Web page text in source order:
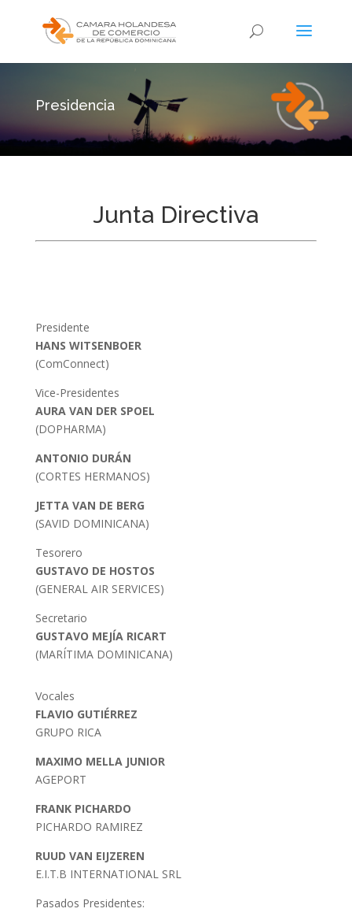
Presidencia
Junta Directiva
Presidente
HANS WITSENBOER
(ComConnect)
Vice-Presidentes
AURA VAN DER SPOEL
(DOPHARMA)
ANTONIO DURÁN
(CORTES HERMANOS)
JETTA VAN DE BERG
(SAVID DOMINICANA)
Tesorero
GUSTAVO DE HOSTOS
(GENERAL AIR SERVICES)
Secretario
GUSTAVO MEJÍA RICART
(MARÍTIMA DOMINICANA)
Vocales
FLAVIO GUTIÉRREZ
GRUPO RICA
MAXIMO MELLA JUNIOR
AGEPORT
FRANK PICHARDO
PICHARDO RAMIREZ
RUUD VAN EIJZEREN
E.I.T.B INTERNATIONAL SRL
Pasados Presidentes: